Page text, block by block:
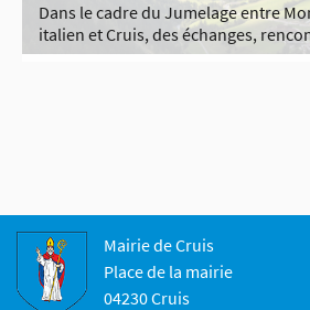
Dans le cadre du Jumelage entre
italien et Cruis, des échanges,
manifestations diverses ont été
Mairie de Cruis
Place de la mairie
04230 Cruis